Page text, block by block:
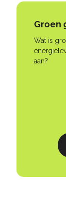
Groen
Wat is
aan?